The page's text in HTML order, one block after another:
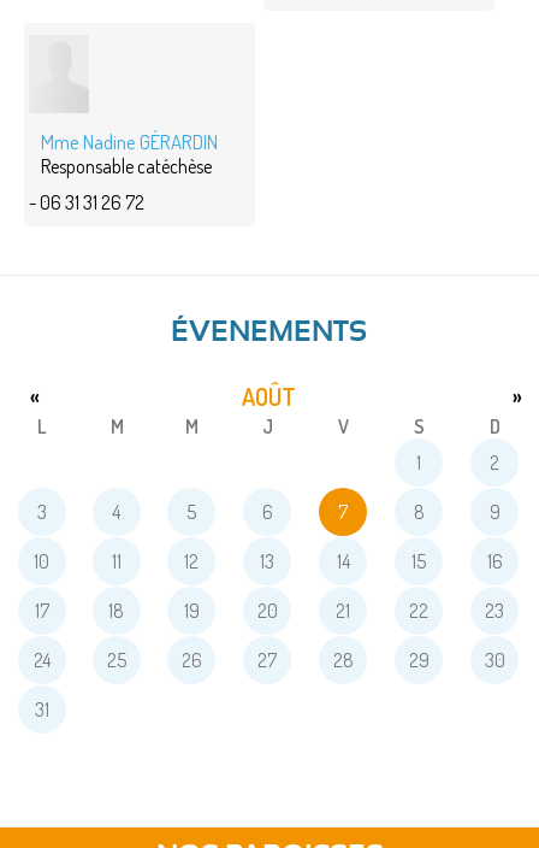
Mme Nadine GÉRARDIN
Responsable catéchèse
- 06 31 31 26 72
ÉVENEMENTS
AOÛT
« »
L M M J V S
D
1
2
3 4 5 6 7 8 9
10 11 12 13 14 15 16
17 18 19 20 21 22 23
24 25 26 27 28 29 30
31